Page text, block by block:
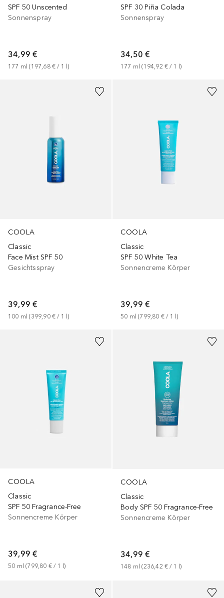
SPF 50 Unscented
Sonnenspray
34,99 €
177 ml (197,68 € / 1 l)
SPF 30 Piña Colada
Sonnenspray
34,50 €
177 ml (194,92 € / 1 l)
COOLA
Classic
Face Mist SPF 50
Gesichtsspray
39,99 €
100 ml (399,90 € / 1 l)
COOLA
Classic
SPF 50 White Tea
Sonnencreme Körper
39,99 €
50 ml (799,80 € / 1 l)
COOLA
Classic
SPF 50 Fragrance-Free
Sonnencreme Körper
39,99 €
50 ml (799,80 € / 1 l)
COOLA
Classic
Body SPF 50 Fragrance-Free
Sonnencreme Körper
34,99 €
148 ml (236,42 € / 1 l)